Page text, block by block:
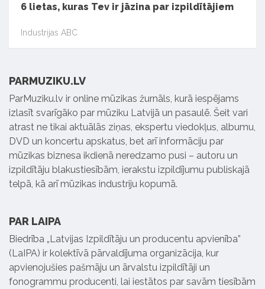
6 lietas, kuras Tev ir jāzina par izpildītājiem
Industrijas ABC
PARMUZIKU.LV
ParMuziku.lv ir online mūzikas žurnāls, kurā iespējams
izlasīt svarīgāko par mūziku Latvijā un pasaulē. Šeit vari
atrast ne tikai aktuālās ziņas, ekspertu viedokļus, albumu,
DVD un koncertu apskatus, bet arī informāciju par
mūzikas biznesa ikdienā neredzamo pusi – autoru un
izpildītāju blakustiesībām, ierakstu izpildījumu publiskajā
telpā, kā arī mūzikas industriju kopumā.
PAR LAIPA
Biedrība „Latvijas Izpildītāju un producentu apvienība”
(LaIPA) ir kolektīvā pārvaldījuma organizācija, kur
apvienojušies pašmāju un ārvalstu izpildītāji un
fonogrammu producenti, lai iestātos par savām tiesībām